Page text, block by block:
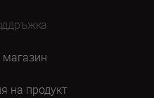
на продукт